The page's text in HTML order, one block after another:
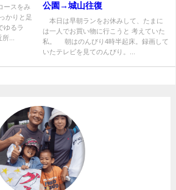
ースをみ
かりと足
ゆるラ
...
公園→城山往復
本日は早朝ランをお休みして、たまに
は一人でお買い物に行こうと 考えていた
私。 朝はのんびり4時半起床。録画して
いたテレビを見てのんびり。...